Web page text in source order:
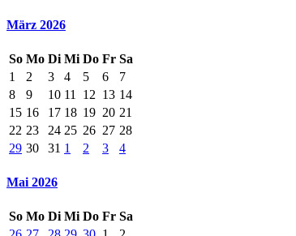
März 2026
So Mo Di Mi Do Fr Sa
1
2 3 4 5 6
7
8
9 10 11 12 13 14
15 16 17 18 19 20 21
22 23 24 25 26 27 28
29 30 31 1 2 3 4
Mai 2026
So Mo Di Mi Do Fr Sa